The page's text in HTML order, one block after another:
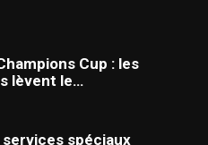
Cup : les
lèvent le…
services spéciaux